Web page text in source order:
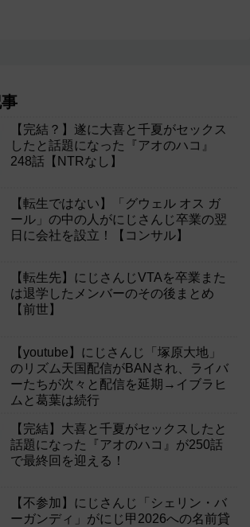
【完結？】遂に大喜と千夏がセックス
したと話題になった『アオのハコ』
248話【NTRなし】
【転生ではない】「グウェル オス ガ
ール」の中の人がにじさんじ卒業の翌
日に会社を設立！【コンサル】
【転生先】にじさんじVTAを卒業また
は退学したメンバーのその後まとめ
【前世】
【youtube】にじさんじ「塚原大地」
のリズム天国配信がBANされ、ライバ
ーたちが次々と配信を延期→イブラヒ
ムと葛葉は続行
【完結】大喜と千夏がセックスしたと
話題になった『アオのハコ』が250話
で最終回を迎える！
【不参加】にじさんじ「シェリン・バ
ーガンディ」がにじ甲2026への名前貸